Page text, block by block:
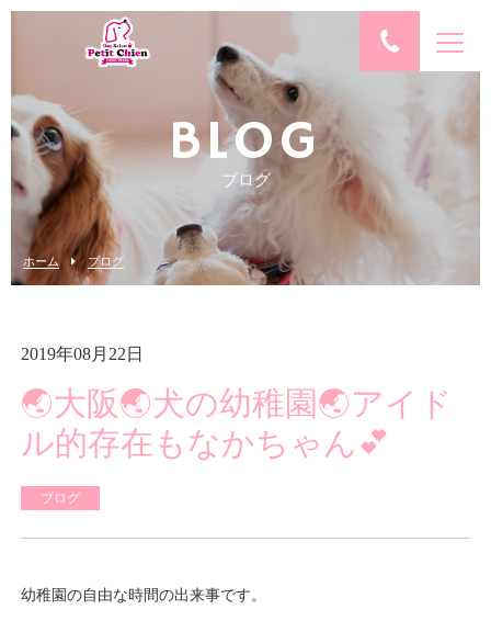
BLOG
ブログ
ホーム ブログ
2019年08月22日
🌏大阪🌏犬の幼稚園🌏アイド
ル的存在もなかちゃん💕
ブログ
幼稚園の自由な時間の出来事です。